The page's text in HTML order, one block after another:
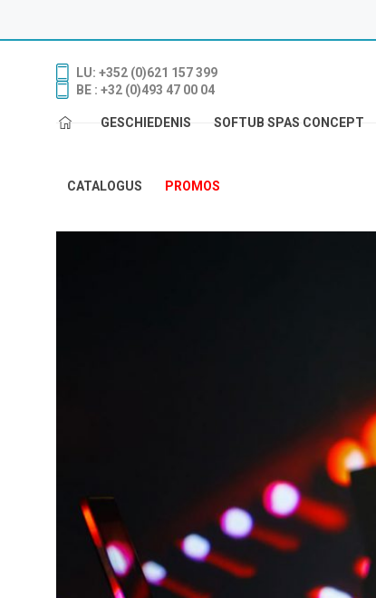
LU: +352 (0)621 157 399
BE : +32 (0)493 47 00 04
GESCHIEDENIS SOFTUB SPAS CONCEPT
CATALOGUS PROMOS